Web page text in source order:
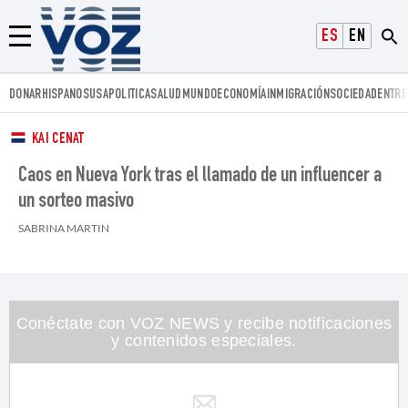
ESPAÑOLENGLISH
Menú
Voz.us
DONARHISPANOSUSAPOLITICASALUD MUNDOECONOMÍAINMIGRACIÓNSOCIEDAD
KAI CENAT
Caos en Nueva York tras el llamado de un influencer a
un sorteo masivo
SABRINA MARTIN
Conéctate con VOZ NEWS y recibe notificaciones
y contenidos especiales.